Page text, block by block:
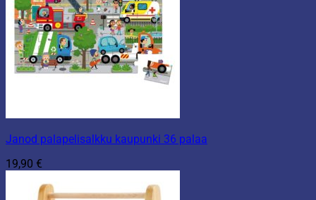
Janod palapelisalkku kaupunki 36 palaa
19,90 €